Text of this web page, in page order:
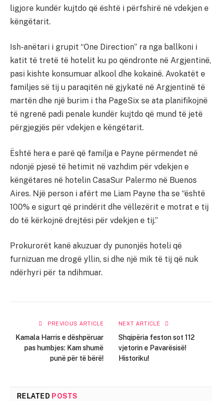
ligjore kundër kujtdo që është i përfshirë në vdekjen e
këngëtarit.
Ish-anëtari i grupit “One Direction” ra nga ballkoni i
katit të tretë të hotelit ku po qëndronte në Argjentinë,
pasi kishte konsumuar alkool dhe kokainë. Avokatët e
familjes së tij u paraqitën në gjykatë në Argjentinë të
martën dhe një burim i tha PageSix se ata planifikojnë
të ngrenë padi penale kundër kujtdo që mund të jetë
përgjegjës për vdekjen e këngëtarit.
Është hera e parë që familja e Payne përmendet në
ndonjë pjesë të hetimit në vazhdim për vdekjen e
këngëtares në hotelin CasaSur Palermo në Buenos
Aires. Një person i afërt me Liam Payne tha se “është
100% e sigurt që prindërit dhe vëllezërit e motrat e tij
do të kërkojnë drejtësi për vdekjen e tij.”
Prokurorët kanë akuzuar dy punonjës hoteli që
furnizuan me drogë yllin, si dhe një mik të tij që nuk
ndërhyri për ta ndihmuar.
PREVIOUS ARTICLE
Kamala Harris e dëshpëruar
pas humbjes: Kam shumë
punë për të bërë!
NEXT ARTICLE
Shqipëria feston sot 112
vjetorin e Pavarësisë!
Historiku!
RELATED POSTS